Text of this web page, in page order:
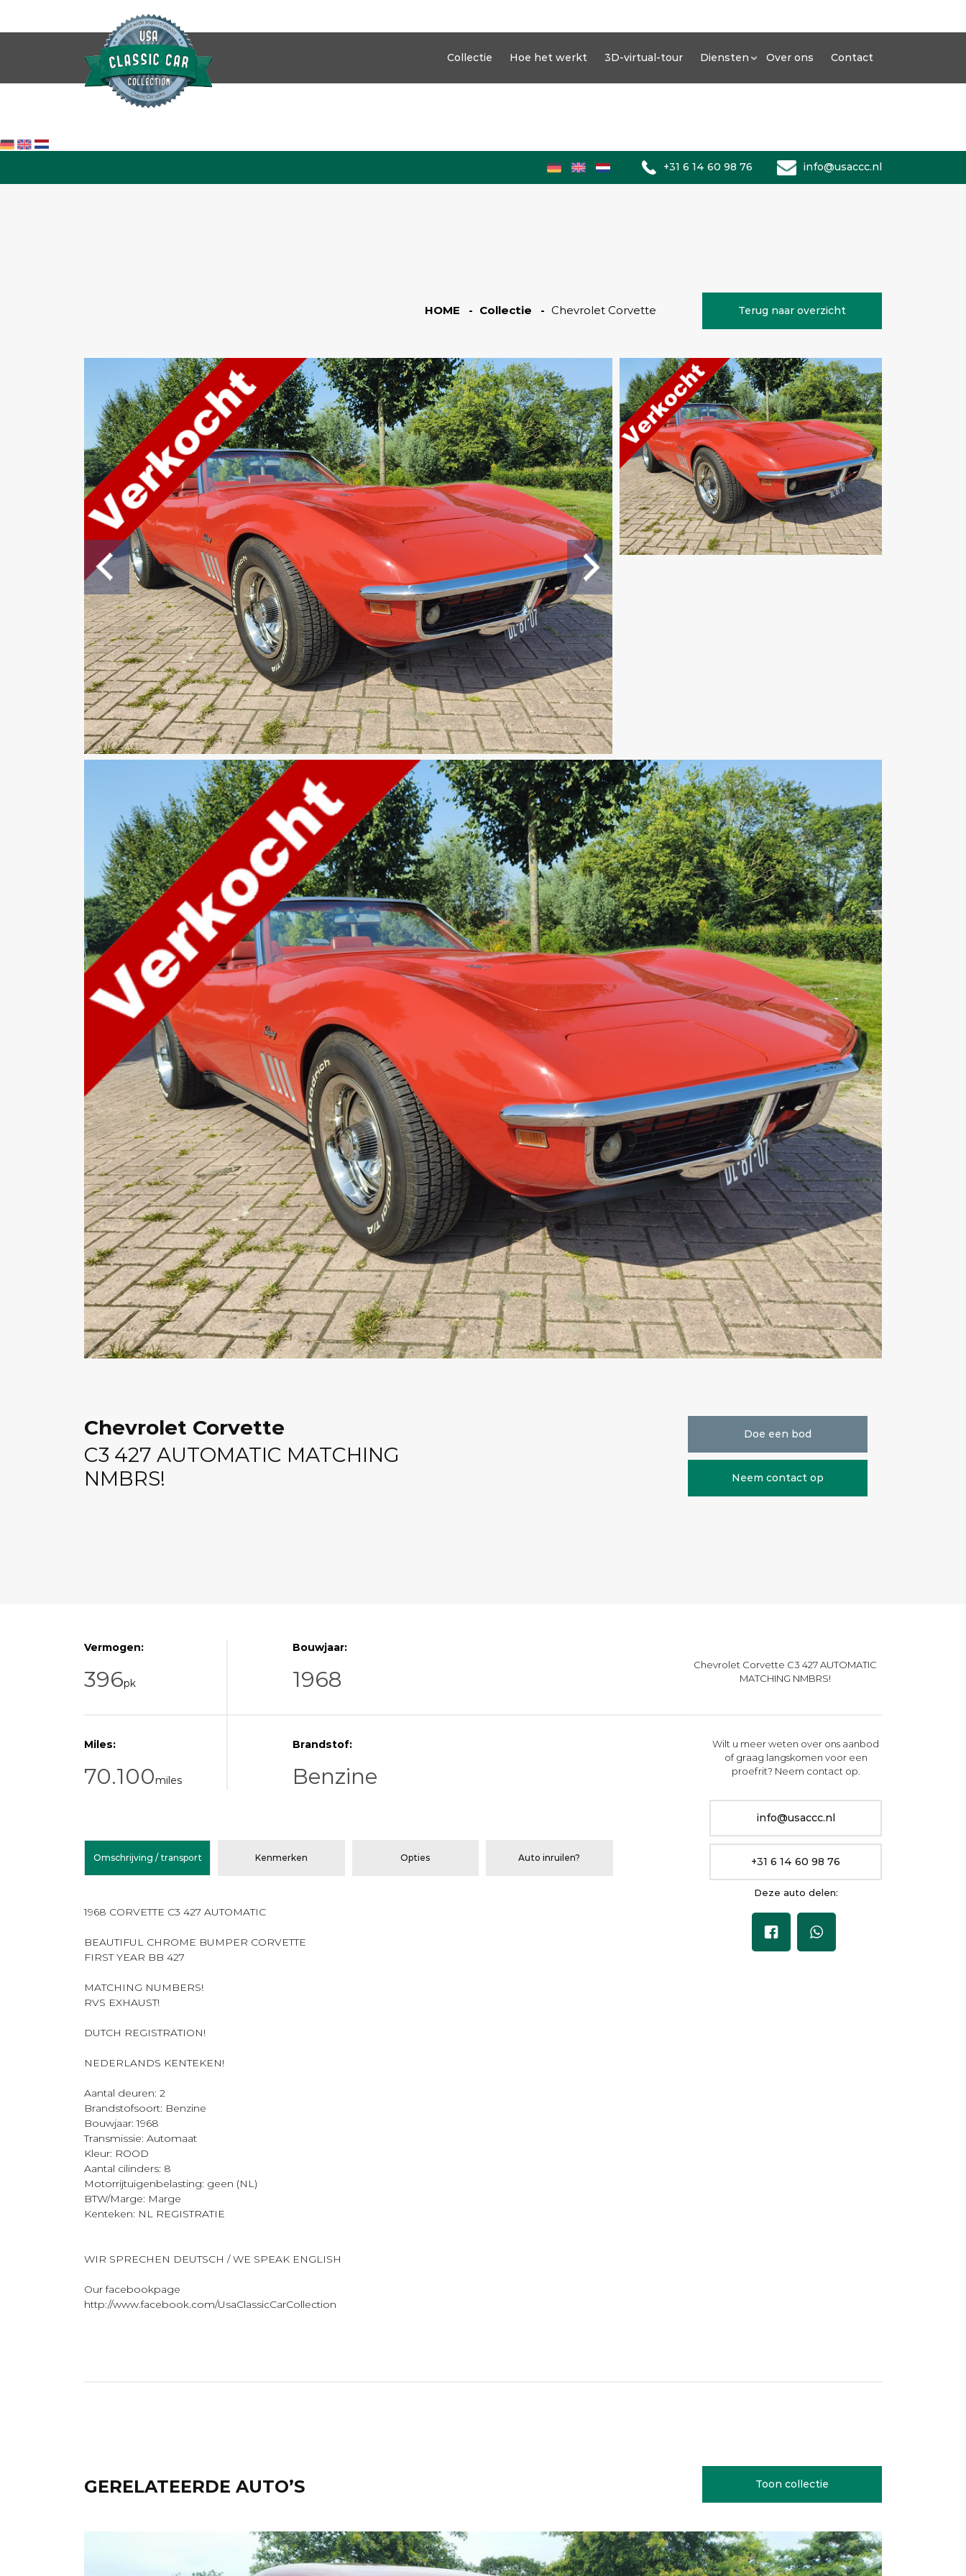
Inkoop
+31 6 14 60 98 76 info@usaccc.nl
Collectie Hoe het werkt 3D-virtual-tour Diensten Over ons Contact
HOME - Collectie - Chevrolet Corvette Terug naar overzicht
Chevrolet Corvette
C3 427 AUTOMATIC MATCHING
NMBRS!
Doe een bod
Neem contact op
Vermogen:
396pk
Bouwjaar:
1968
Miles:
70.100miles
Brandstof:
Benzine
Omschrijving / transport Kenmerken Opties Auto inruilen?
1968 CORVETTE C3 427 AUTOMATIC
BEAUTIFUL CHROME BUMPER CORVETTE
FIRST YEAR BB 427
MATCHING NUMBERS!
RVS EXHAUST!
DUTCH REGISTRATION!
NEDERLANDS KENTEKEN!
Aantal deuren: 2
Brandstofsoort: Benzine
Bouwjaar: 1968
Transmissie: Automaat
Kleur: ROOD
Aantal cilinders: 8
Motorrijtuigenbelasting: geen (NL)
BTW/Marge: Marge
Kenteken: NL REGISTRATIE
WIR SPRECHEN DEUTSCH / WE SPEAK ENGLISH
Our facebookpage
http://www.facebook.com/UsaClassicCarCollection
Chevrolet Corvette C3 427 AUTOMATIC
MATCHING NMBRS!
Wilt u meer weten over ons aanbod
of graag langskomen voor een
proefrit? Neem contact op.
info@usaccc.nl
+31 6 14 60 98 76
Deze auto delen:
GERELATEERDE AUTO’S Toon collectie